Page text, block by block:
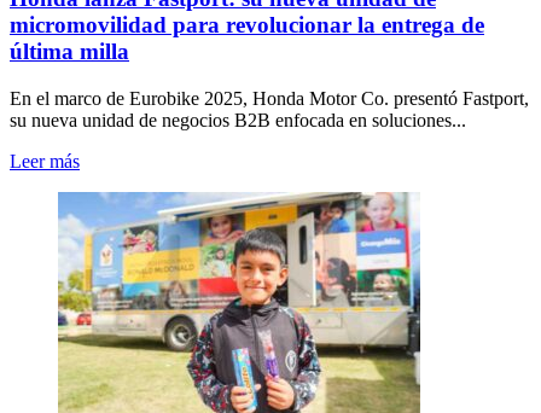
micromovilidad para revolucionar la entrega de
última milla
En el marco de Eurobike 2025, Honda Motor Co. presentó Fastport,
su nueva unidad de negocios B2B enfocada en soluciones...
Leer más